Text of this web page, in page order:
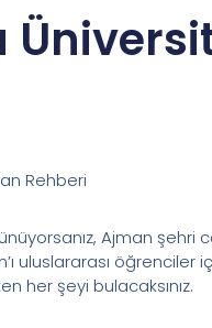
Rehberi
Ajman şehri
uluslararası
her şeyi bulacaksınız.